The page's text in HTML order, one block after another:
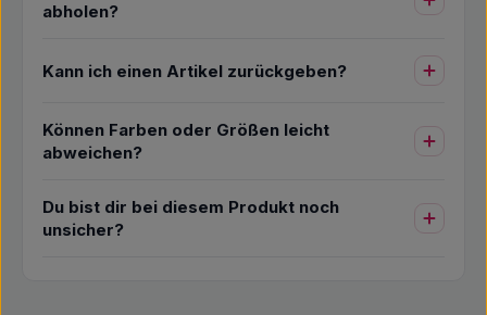
abholen?
Kann ich einen Artikel zurückgeben?
Können Farben oder Größen leicht
abweichen?
Du bist dir bei diesem Produkt noch
unsicher?